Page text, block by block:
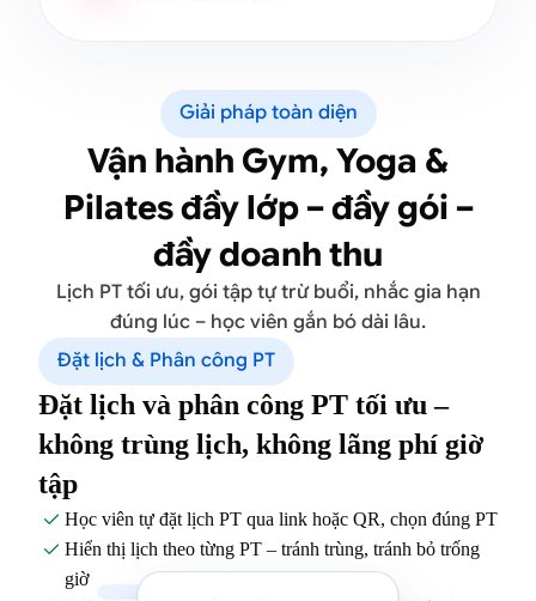
Giải pháp toàn diện
Vận hành Gym, Yoga &
Pilates đầy lớp – đầy gói –
đầy doanh thu
Lịch PT tối ưu, gói tập tự trừ buổi, nhắc gia hạn
đúng lúc – học viên gắn bó dài lâu.
Đặt lịch & Phân công PT
Đặt lịch và phân công PT tối ưu –
không trùng lịch, không lãng phí giờ
tập
 Học viên tự đặt lịch PT qua link hoặc QR, chọn đúng PT
 Hiển thị lịch theo từng PT – tránh trùng, tránh bỏ trống
giờ